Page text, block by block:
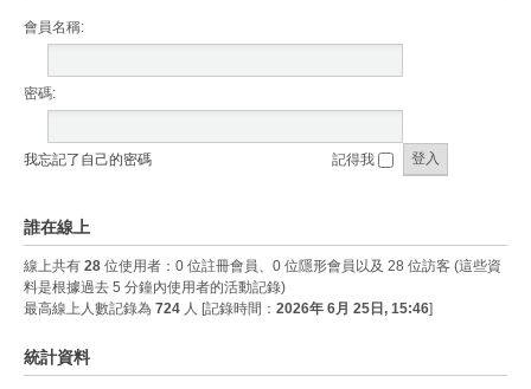
會員名稱:
密碼:
我忘記了自己的密碼 記得我
誰在線上
線上共有 28 位使用者：0 位註冊會員、0 位隱形會員以及 28 位訪客 (這些資
料是根據過去 5 分鐘內使用者的活動記錄)
最高線上人數記錄為 724 人 [記錄時間： 2026年 6月 25日, 15:46]
統計資料